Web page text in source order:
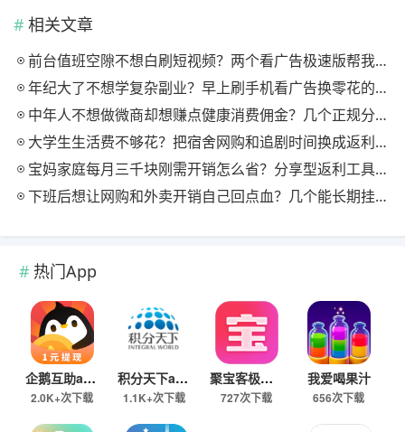
相关文章
前台值班空隙不想白刷短视频？两个看广告极速版帮我月回血三百块
年纪大了不想学复杂副业？早上刷手机看广告换零花的两个极速版用法
中年人不想做微商却想赚点健康消费佣金？几个正规分享式返利平台排位
大学生生活费不够花？把宿舍网购和追剧时间换成返利零钱的方法
宝妈家庭每月三千块刚需开销怎么省？分享型返利工具这样搭最舒服
下班后想让网购和外卖开销自己回点血？几个能长期挂机的返利入口实测
热门App
企鹅互助app
2.0K+次下载
积分天下app
1.1K+次下载
聚宝客极速版
727次下载
我爱喝果汁
656次下载